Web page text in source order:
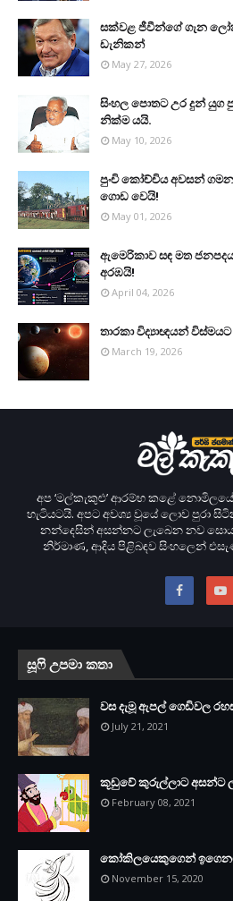
සක්වළ ජීවීන්ගේ ගැන
ඩැනිකන්
May 27, 2026
සිංහල පොතට උර දුන් යුග
නික්ම යයි.
May 10, 2026
පුංචි කෝච්චිය අවසන් ගමන
ගොඩ වෙයි!
May 01, 2026
ඇමෙරිකාව සඳ මත
අරඹයි!
April 04, 2026
තාරකා විද්‍යාඥයන්
March 19, 2026
අප ‘මල්කැකුළු’ ආරම්භ කළේ
හැටියටයි. අපට අවශ්‍ය වූයේ ලොව පුරා
නන්දෙසින් අසන්නට ලැබෙන නව
නිර්මාණ, ආදිය පිළිබඳව සිංහලෙන්
සූෆි උපමා කතා
වස දැමූ ඇපල් ගෙඩිවල
July 21, 2021
කූඩුවේ කුරුල්ලාට අසන්ට
February 08, 2021
කෝකිලයෙකුගෙන්
November 15, 2020